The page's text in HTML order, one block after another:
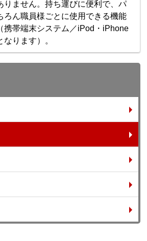
りません。持ち運びに便利で、パ
ろん職員様ごとに使用できる機能
携帯端末システム／iPod・iPhone
ります）。